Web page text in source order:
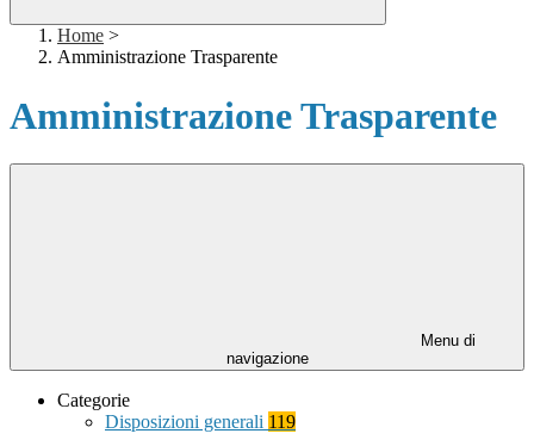
Home >
Amministrazione Trasparente
Amministrazione Trasparente
Menu di
navigazione
Categorie
Disposizioni generali 119